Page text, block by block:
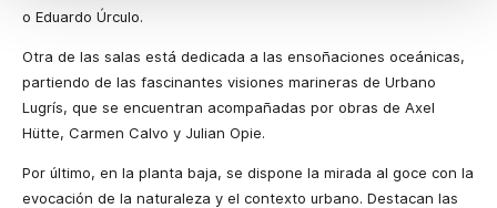
o Eduardo Úrculo.
Otra de las salas está dedicada a las ensoñaciones oceánicas,
partiendo de las fascinantes visiones marineras de Urbano
Lugrís, que se encuentran acompañadas por obras de Axel
Hütte, Carmen Calvo y Julian Opie.
Por último, en la planta baja, se dispone la mirada al goce con la
evocación de la naturaleza y el contexto urbano. Destacan las